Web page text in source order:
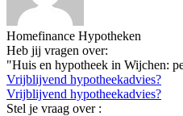
Homefinance Hypotheken
Heb jij vragen over:
"Huis en hypotheek in Wijchen:
Vrijblijvend hypotheekadvies?
Vrijblijvend hypotheekadvies?
Stel je vraag over :